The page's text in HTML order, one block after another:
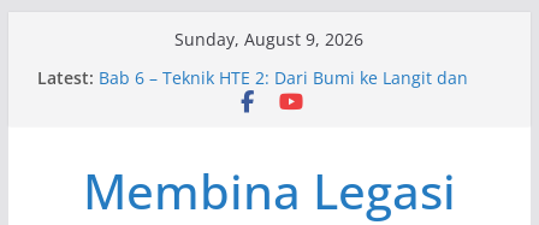
Sunday, August 9, 2026
Latest: Bab 6 – Teknik HTE 2: Dari Bumi ke Langit dan
Bab 8 – Kunci Tadabbur HTE
Bab 7 – Model VAHC–KSSTS–ITPPF
Membina Legasi